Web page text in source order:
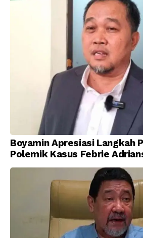
Boyamin Apresiasi Langkah
Polemik Kasus Febrie